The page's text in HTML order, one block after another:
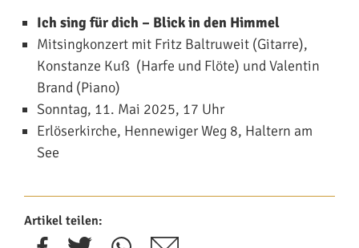
Ich sing für dich – Blick in den Himmel
Mitsingkonzert mit Fritz Baltruweit (Gitarre),
Konstanze Kuß (Harfe und Flöte) und Valentin
Brand (Piano)
Sonntag, 11. Mai 2025, 17 Uhr
Erlöserkirche, Hennewiger Weg 8, Haltern am
See
Artikel teilen: